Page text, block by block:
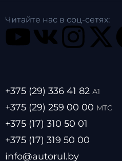
Читайте нас в соц-сетях:
+375 (29) 336 41 82 А1
+375 (29) 259 00 00 МТС
+375 (17) 310 50 01
+375 (17) 319 50 00
info@autorul.by